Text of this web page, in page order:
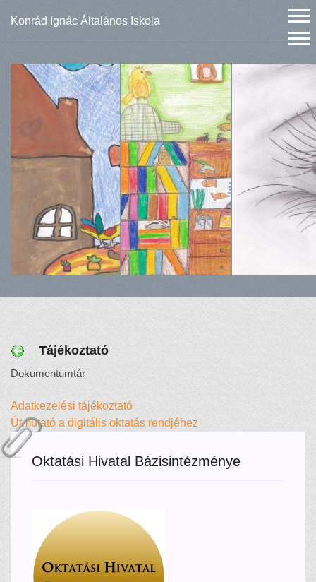
Konrád Ignác Általános Iskola
Tájékoztató
Dokumentumtár
Adatkezelési tájékoztató
Útmutató a digitális oktatás rendjéhez
Oktatási Hivatal Bázisintézménye